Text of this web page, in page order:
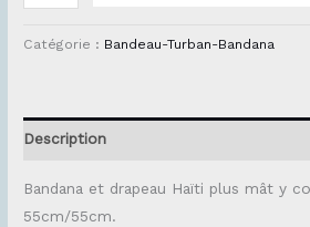
Catégorie : Bandeau-Turban-Bandana
Description
Bandana et drapeau Haïti plus mât y
55cm/55cm.